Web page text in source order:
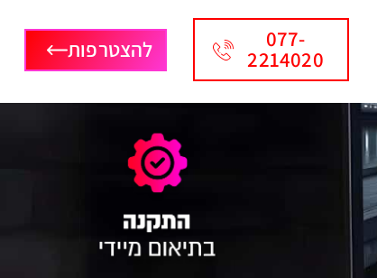
077-
2214020 להצטרפות